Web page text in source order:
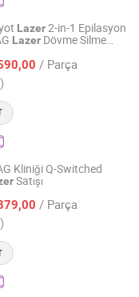
Lazer2-in-1 Epilasyon
Lazer Dövme Silme
/ Parça
Ltd.
Kliniği Q-Switched
Satışı
/ Parça